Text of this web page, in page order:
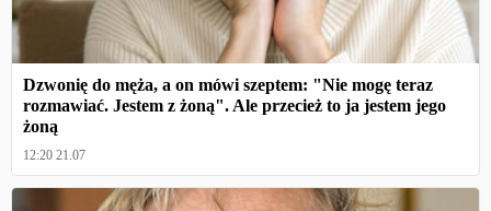
Dzwonię do męża, a on mówi szeptem: "Nie mogę teraz
rozmawiać. Jestem z żoną". Ale przecież to ja jestem jego
żoną
12:20 21.07